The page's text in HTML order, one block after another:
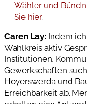
Wähler und
Sie hier.
Caren Lay: Indem
Wahlkreis aktiv
Institutionen,
Gewerkschaften
Hoyerswerda und
Erreichbarkeit ab.